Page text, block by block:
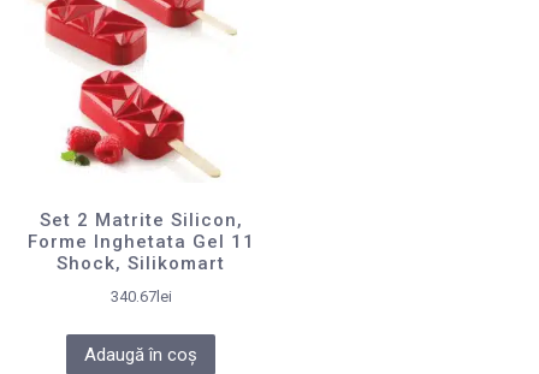
Set 2 Matrite Silicon,
Forme Inghetata Gel 11
Shock, Silikomart
340.67lei
Adaugă în coș